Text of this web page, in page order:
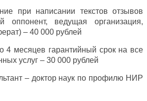
при написании текстов отзывов
оппонент, ведущая организация,
– 40 000 рублей
4 месяцев гарантийный срок на все
услуг – 30 000 рублей
– доктор наук по профилю НИР